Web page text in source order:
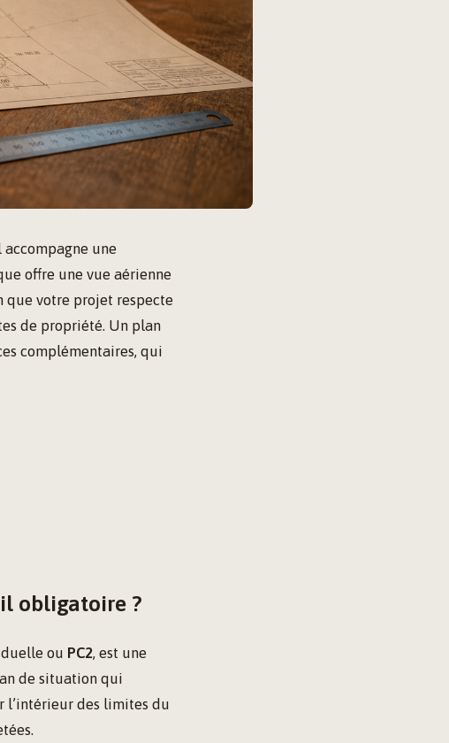
accompagne une
offre une vue aérienne
que votre projet respecte
de propriété. Un plan
complémentaires, qui
il obligatoire ?
ou PC2, est une
de situation qui
l’intérieur des limites du